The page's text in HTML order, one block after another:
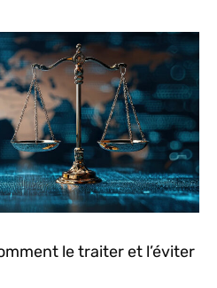
le traiter et l’éviter